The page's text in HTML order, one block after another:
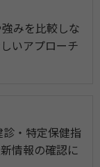
みを比較しな
いアプローチ
・特定保健指
情報の確認に